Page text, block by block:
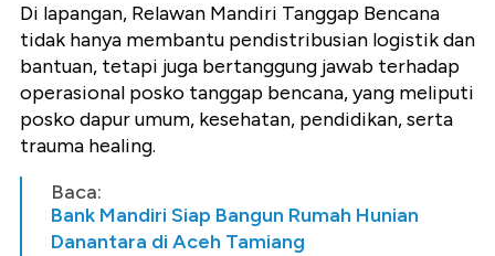
Di lapangan, Relawan Mandiri Tanggap Bencana
tidak hanya membantu pendistribusian logistik dan
bantuan, tetapi juga bertanggung jawab terhadap
operasional posko tanggap bencana, yang meliputi
posko dapur umum, kesehatan, pendidikan, serta
trauma healing.
Baca:
Bank Mandiri Siap Bangun Rumah Hunian
Danantara di Aceh Tamiang